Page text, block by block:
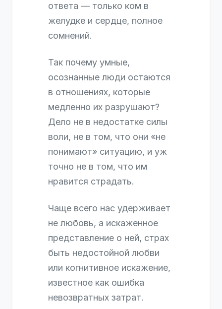
ответа — только ком в
желудке и сердце, полное
сомнений.
Так почему умные,
осознанные люди остаются
в отношениях, которые
медленно их разрушают?
Дело не в недостатке силы
воли, не в том, что они «не
понимают» ситуацию, и уж
точно не в том, что им
нравится страдать.
Чаще всего нас удерживает
не любовь, а искаженное
представление о ней, страх
быть недостойной любви
или когнитивное искажение,
известное как ошибка
невозвратных затрат.